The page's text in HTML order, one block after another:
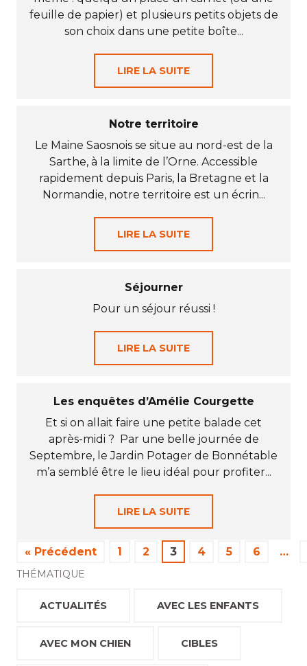
feuille de papier) et plusieurs petits objets de
son choix dans une petite boîte...
LIRE LA SUITE
Notre territoire
Le Maine Saosnois se situe au nord-est de la
Sarthe, à la limite de l’Orne. Accessible
rapidement depuis Paris, la Bretagne et la
Normandie, notre territoire est un écrin...
LIRE LA SUITE
Séjourner
Pour un séjour réussi !
LIRE LA SUITE
Les enquêtes d’Amélie Courgette
Et si on allait faire une petite balade cet
après-midi ? Par une belle journée de
Septembre, le Jardin Potager de Bonnétable
m’a semblé être le lieu idéal pour profiter...
LIRE LA SUITE
« Précédent 1 2 3 4 5 6 …
THÉMATIQUE
ACTUALITÉS AVEC LES ENFANTS
AVEC MON CHIEN CIBLES